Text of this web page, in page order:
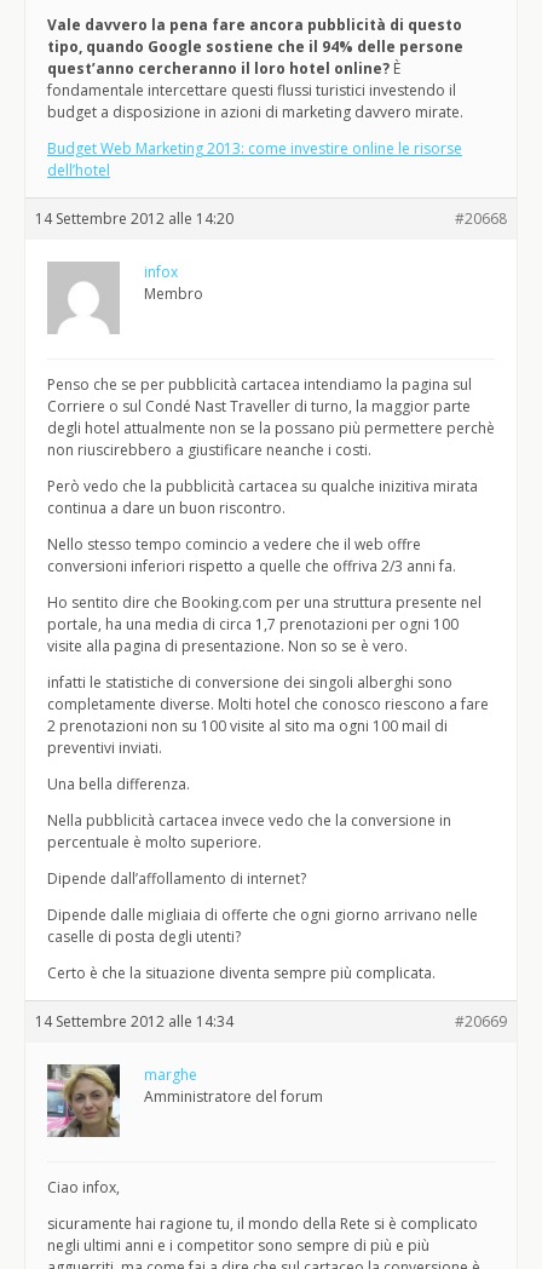
Vale davvero la pena fare ancora pubblicità di questo
tipo, quando Google sostiene che il 94% delle persone
quest’anno cercheranno il loro hotel online? È
fondamentale intercettare questi flussi turistici investendo il
budget a disposizione in azioni di marketing davvero mirate.
Budget Web Marketing 2013: come investire online le risorse
dell’hotel
14 Settembre 2012 alle 14:20 #20668
infox
Membro
Penso che se per pubblicità cartacea intendiamo la pagina sul
Corriere o sul Condé Nast Traveller di turno, la maggior parte
degli hotel attualmente non se la possano più permettere perchè
non riuscirebbero a giustificare neanche i costi.
Però vedo che la pubblicità cartacea su qualche inizitiva mirata
continua a dare un buon riscontro.
Nello stesso tempo comincio a vedere che il web offre
conversioni inferiori rispetto a quelle che offriva 2/3 anni fa.
Ho sentito dire che Booking.com per una struttura presente nel
portale, ha una media di circa 1,7 prenotazioni per ogni 100
visite alla pagina di presentazione. Non so se è vero.
infatti le statistiche di conversione dei singoli alberghi sono
completamente diverse. Molti hotel che conosco riescono a fare
2 prenotazioni non su 100 visite al sito ma ogni 100 mail di
preventivi inviati.
Una bella differenza.
Nella pubblicità cartacea invece vedo che la conversione in
percentuale è molto superiore.
Dipende dall’affollamento di internet?
Dipende dalle migliaia di offerte che ogni giorno arrivano nelle
caselle di posta degli utenti?
Certo è che la situazione diventa sempre più complicata.
14 Settembre 2012 alle 14:34 #20669
marghe
Amministratore del forum
Ciao infox,
sicuramente hai ragione tu, il mondo della Rete si è complicato
negli ultimi anni e i competitor sono sempre di più e più